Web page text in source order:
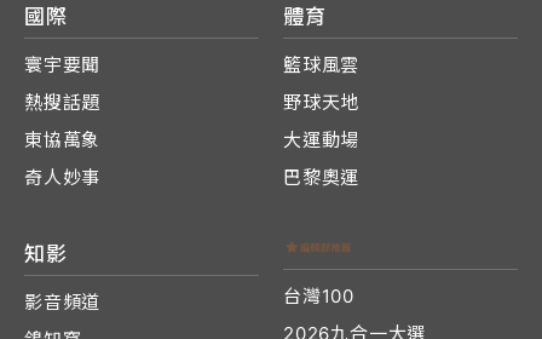
國際
寰宇要聞
熱搜話題
東協萬象
奇人妙事
體育
籃球風雲
野球天地
大運動場
巴黎奧運
知影
影音頻道
台灣100
2026九合一大選